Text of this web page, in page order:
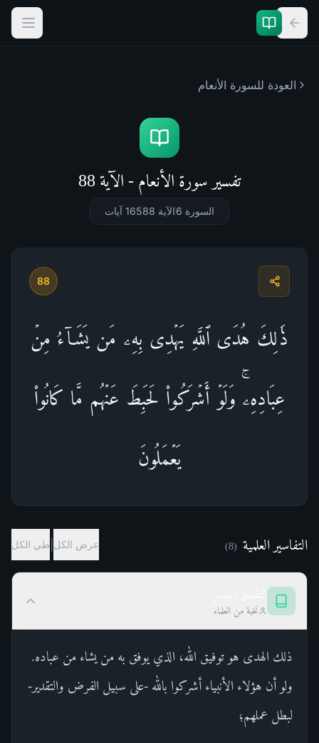
العودة للسورة الأنعام
تفسير سورة الأنعام - الآية 88
السورة 6 الآية 88 165 آيات
88
ذَ ٰ⁠لِكَ هُدَى ٱللَّهِ یَهۡدِی بِهِۦ مَن یَشَاۤءُ مِنۡ
عِبَادِهِۦۚ وَلَوۡ أَشۡرَكُوا۟ لَحَبِطَ عَنۡهُم مَّا كَانُوا۟
یَعۡمَلُونَ
التفاسير العلمية (
8
) عرض الكل طي الكل
نخبة من العلماء
ذلك الهدى هو توفيق الله، الذي يوفق به من يشاء من عباده.
ولو أن هؤلاء الأنبياء أشركوا بالله -على سبيل الفرض والتقدير-
لبطل عملهم؛